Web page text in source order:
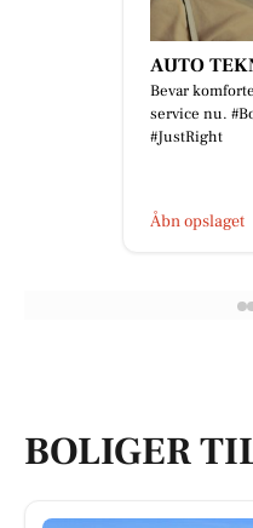
AUTO
Bevar
service nu.
#JustRight
Åbn opslaget
BOLIGER